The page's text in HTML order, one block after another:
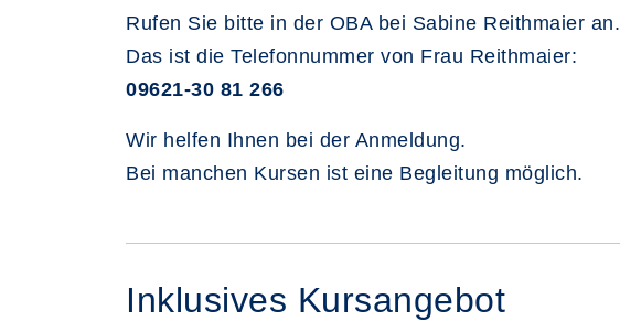
Rufen Sie bitte in der OBA bei Sabine Reithmaier an.
Das ist die Telefonnummer von Frau Reithmaier:
09621-30 81 266
Wir helfen Ihnen bei der Anmeldung.
Bei manchen Kursen ist eine Begleitung möglich.
Inklusives Kursangebot